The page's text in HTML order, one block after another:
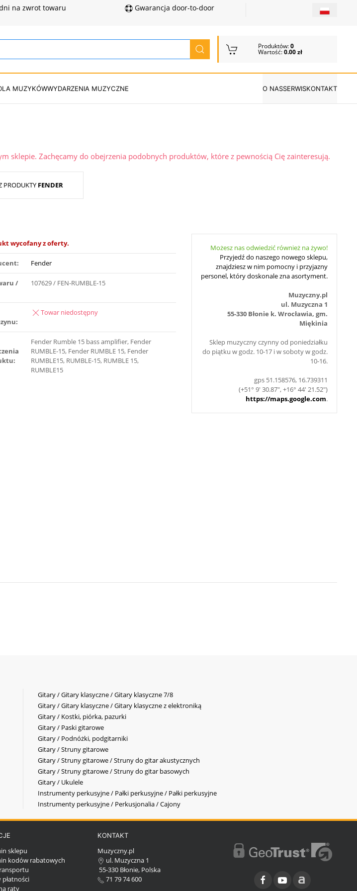
na zwrot towaru Gwarancja door-to-door
Produktów:0
Wartość:0.00 zł
MUZYKÓWWYDARZENIA MUZYCZNE O NASSERWISKONTAKT
sklepie. Zachęcamy do obejrzenia podobnych produktów, które z pewnością Cię zainteresują.
PRODUKTY FENDER
wycofany z oferty.
Fender
/
107629 / FEN-RUMBLE-15
Towar niedostępny
Fender Rumble 15 bass amplifier, Fender
RUMBLE-15, Fender RUMBLE 15, Fender
RUMBLE15, RUMBLE-15, RUMBLE 15,
RUMBLE15
Możesz nas odwiedzić również na żywo!
Przyjedź do naszego nowego sklepu,
znajdziesz w nim pomocny i przyjazny
personel, który doskonale zna asortyment.
Muzyczny.pl
ul. Muzyczna 1
55-330 Błonie k. Wrocławia, gm.
Miękinia
Sklep muzyczny czynny od poniedziałku
do piątku w godz. 10-17 i w soboty w godz.
10-16.
gps 51.158576, 16.739311
(+51° 9' 30.87", +16° 44' 21.52")
https://maps.google.com.
Gitary / Gitary klasyczne / Gitary klasyczne 7/8
Gitary / Gitary klasyczne / Gitary klasyczne z elektroniką
Gitary / Kostki, piórka, pazurki
Gitary / Paski gitarowe
Gitary / Podnóżki, podgitarniki
Gitary / Struny gitarowe
Gitary / Struny gitarowe / Struny do gitar akustycznych
Gitary / Struny gitarowe / Struny do gitar basowych
Gitary / Ukulele
Instrumenty perkusyjne / Pałki perkusyjne / Pałki perkusyjne
Instrumenty perkusyjne / Perkusjonalia / Cajony
sklepu
kodów rabatowych
raty
KONTAKT
Muzyczny.pl
ul. Muzyczna 1
55-330 Błonie, Polska
71 79 74 600